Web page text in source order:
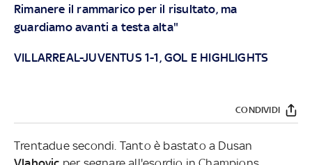
Rimanere il rammarico per il risultato, ma
guardiamo avanti a testa alta"
VILLARREAL-JUVENTUS 1-1, GOL E HIGHLIGHTS
CONDIVIDI
Trentadue secondi. Tanto è bastato a Dusan